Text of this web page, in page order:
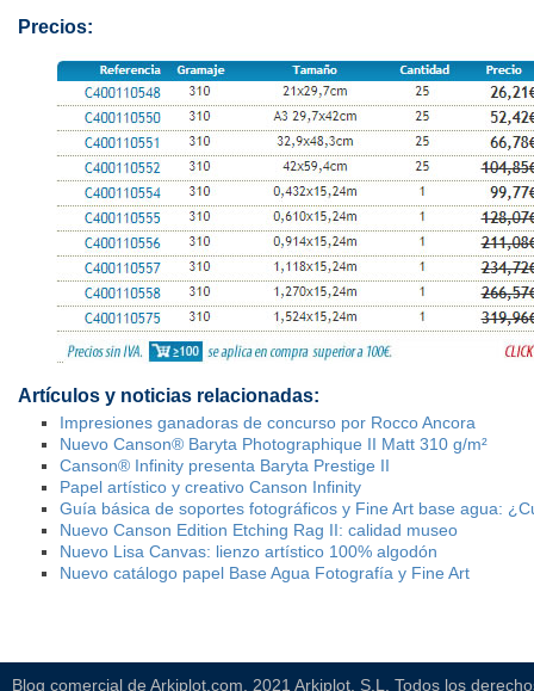
Precios:
Artículos y noticias relacionadas:
Impresiones ganadoras de concurso por Rocco Ancora
Nuevo Canson® Baryta Photographique II Matt 310 g/m²
Canson® Infinity presenta Baryta Prestige II
Papel artístico y creativo Canson Infinity
Guía básica de soportes fotográficos y Fine Art base agua:
Nuevo Canson Edition Etching Rag II: calidad museo
Nuevo Lisa Canvas: lienzo artístico 100% algodón
Nuevo catálogo papel Base Agua Fotografía y Fine Art
Blog comercial de Arkiplot.com. 2021 Arkiplot, S.L. Todos los